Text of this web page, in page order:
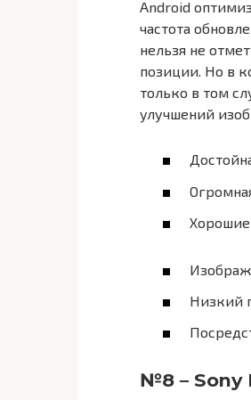
Android
частота
нельзя не
позиции. Но в
только в том
улучшений
Хорошие
Низкий
№8 – Sony